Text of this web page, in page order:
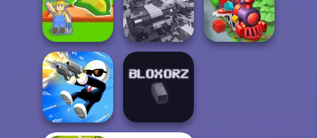
Om Nom Tower
3D
Last Day On Earth
Survival
Real City Driver
My Garden
Journey
Carnage Battle
Arena